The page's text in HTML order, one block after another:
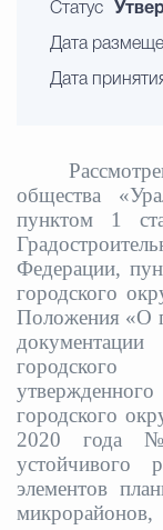
Статус
Дата
Дата
общества
пунктом 1
Федерации,
городского
Положения «О
городского
2020
устойчивого
элементов